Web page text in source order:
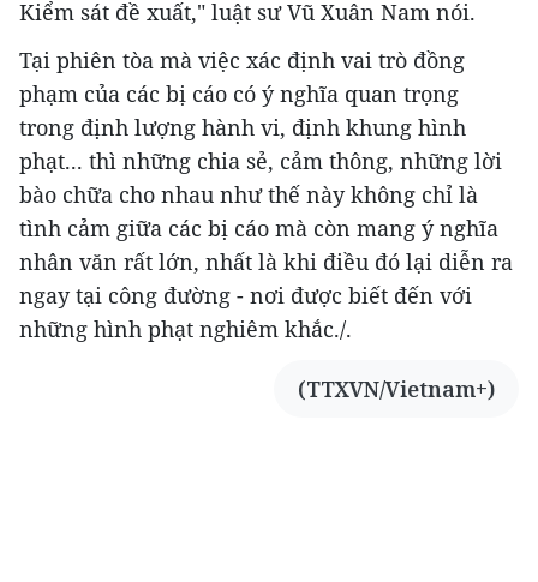
Kiểm sát đề xuất," luật sư Vũ Xuân Nam nói.
Tại phiên tòa mà việc xác định vai trò đồng
phạm của các bị cáo có ý nghĩa quan trọng
trong định lượng hành vi, định khung hình
phạt... thì những chia sẻ, cảm thông, những lời
bào chữa cho nhau như thế này không chỉ là
tình cảm giữa các bị cáo mà còn mang ý nghĩa
nhân văn rất lớn, nhất là khi điều đó lại diễn ra
ngay tại công đường - nơi được biết đến với
những hình phạt nghiêm khắc./.
(TTXVN/Vietnam+)